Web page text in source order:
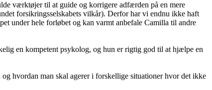
værktøjer til at guide og korrigere adfærden på en mere
forsikringsselskabets vilkår). Derfor har vi endnu ikke haft
under hele forløbet og kan varmt anbefale Camilla til andre
en kompetent psykolog, og hun er rigtig god til at hjælpe en
hvordan man skal agerer i forskellige situationer hvor det ikke